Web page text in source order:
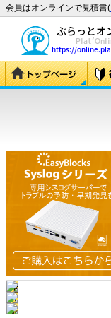
会員はオンラインで見積書(